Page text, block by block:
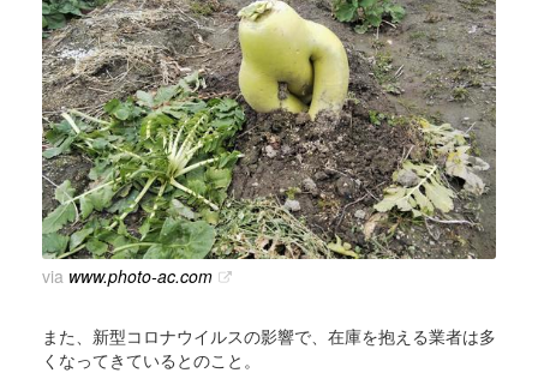
via www.photo-ac.com
また、新型コロナウイルスの影響で、在庫を抱える業者は多
くなってきているとのこと。